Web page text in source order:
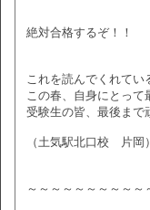
絶対合格するぞ！！
これを読んでくれてい
この春、自身にとって
受験生の皆、最後まで
（土気駅北口校 片岡）
～～～～～～～～～